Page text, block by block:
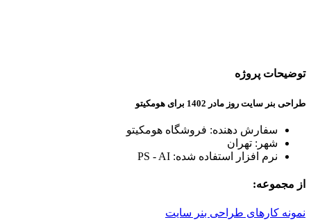
توضیحات پروژه
طراحی بنر سایت روز مادر 1402 برای هومکیتو
سفارش دهنده: فروشگاه هومکیتو
شهر: تهران
نرم افزار استفاده شده: PS - AI
از مجموعه:
نمونه کارهای طراحی بنر سایت